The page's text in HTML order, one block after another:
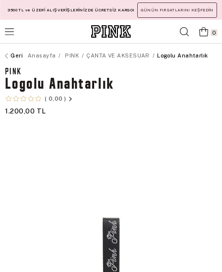
3500 TL ve ÜZERİ ALIŞVERİŞLERİNİZDE ÜCRETSİZ KARGO! GÜNÜN FIRSATLARINI KEŞFEDİN
0
Anasayfa PINK ÇANTA VE AKSESUAR Logolu Anahtarlık
PINK
Logolu Anahtarlık
0,00
1.200,00 TL